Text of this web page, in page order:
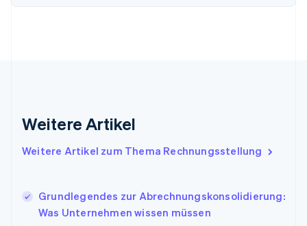
Weitere Artikel
Weitere Artikel zum Thema Rechnungsstellung
Grundlegendes zur Abrechnungskonsolidierung:
Was Unternehmen wissen müssen
Frankreich
Irland
Italien
日本語 English
EnglishFrançais